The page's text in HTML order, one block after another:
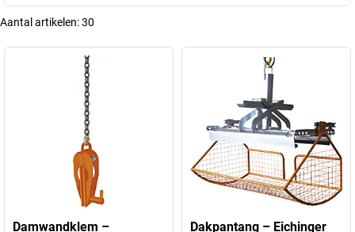
werkzaamheden, met onze boordsteentangen kunt u vertrouwen op
maximale efficiëntie en veiligheid bij uw dagelijkse werkzaamheden.
Meer weergeven
Aantal artikelen:30
Damwandklem –
Dakpantang – Eichinger